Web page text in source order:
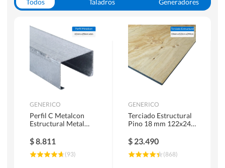
Herramientas Manuales
Sierras Circulares
GENERICO
Perfil C Metalcon
Estructural Metal
$8.811
(93)
GENERICO
Terciado Estructural
Pino 18 mm 122x244
$ 23.490
(868)